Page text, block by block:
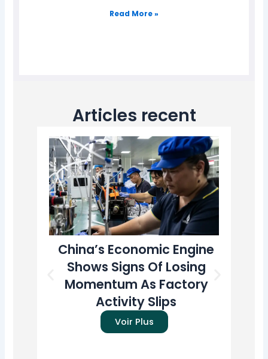
Read More »
Articles recent
China’s Economic Engine
Shows Signs Of Losing
Momentum As Factory
Activity Slips
Voir Plus